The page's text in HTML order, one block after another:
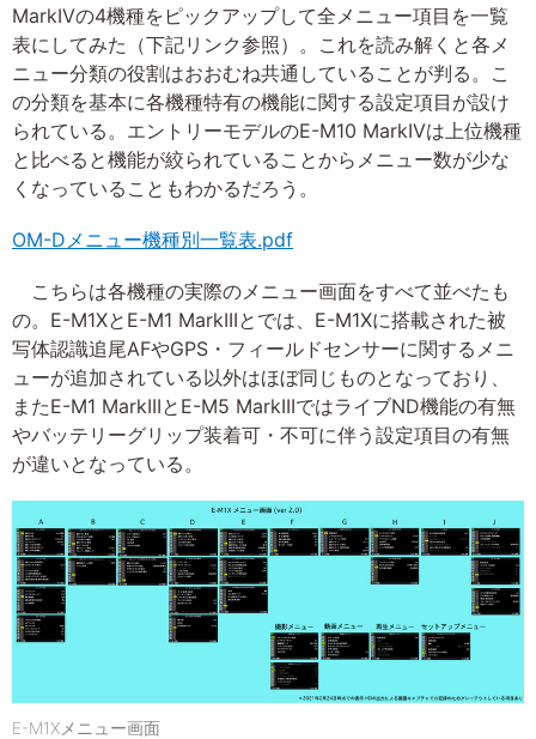
MarkIVの4機種をピックアップして全メニュー項目を一覧
表にしてみた（下記リンク参照）。これを読み解くと各メ
ニュー分類の役割はおおむね共通していることが判る。こ
の分類を基本に各機種特有の機能に関する設定項目が設け
られている。エントリーモデルのE-M10 MarkIVは上位機種
と比べると機能が絞られていることからメニュー数が少な
くなっていることもわかるだろう。
OM-Dメニュー機種別一覧表.pdf
こちらは各機種の実際のメニュー画面をすべて並べたも
の。E-M1XとE-M1 MarkIIIとでは、E-M1Xに搭載された被
写体認識追尾AFやGPS・フィールドセンサーに関するメニ
ューが追加されている以外はほぼ同じものとなっており、
またE-M1 MarkIIIとE-M5 MarkIIIではライブND機能の有無
やバッテリーグリップ装着可・不可に伴う設定項目の有無
が違いとなっている。
E-M1Xメニュー画面